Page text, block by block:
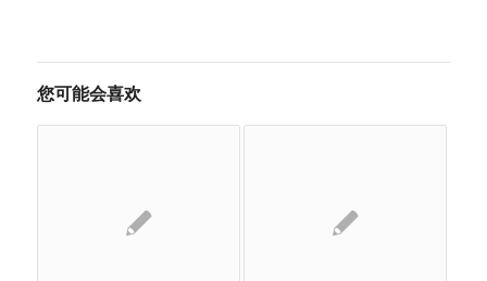
您可能会喜欢